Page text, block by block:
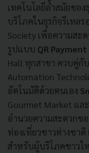
เทคโนโลยีล้ำสมัยของ
บริโภคในธุรกิจรีเทลร
Society เพื่อความสะ
รูปแบบ QR Payment
Hall ทุกสาขา ควบคู่กั
Automation
อัตโนมัติด้วยตนเอง
Gourmet Market แล
อำนวยความสะดวกข
ท่องเที่ยวชาวต่างชาติ
สำหรับผู้บริโภคชาวไ